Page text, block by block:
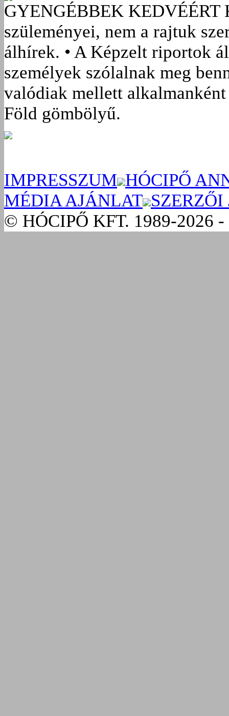
GYENGÉBBEK KEDVÉÉRT
szüleményei, nem a rajtuk
álhírek. • A Képzelt riportok
személyek szólalnak meg
valódiak mellett
Föld gömbölyű.
IMPRESSZUM HÓCIPŐ
MÉDIA AJÁNLAT SZERZŐI
© HÓCIPŐ KFT. 1989-2026